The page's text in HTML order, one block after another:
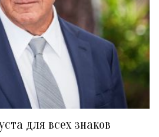
для всех знаков